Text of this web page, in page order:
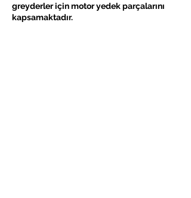
greyderler için motor yedek parçalarını
kapsamaktadır.